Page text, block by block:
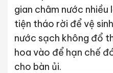
gian châm nước
tiện tháo rời để vệ
nước sạch không đổ
hoa vào để hạn chế
cho bàn ủi.